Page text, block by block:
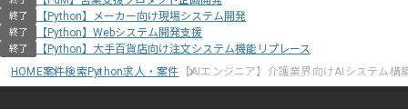
終了 【Python】メーカー向け現場システム開発
終了 【Python】Webシステム開発支援
終了
【Python】大手百貨店向け注文システム機能リプレース
HOME案件検索Python求人・案件 【AIエンジニア】介護業界向けAIシステム構